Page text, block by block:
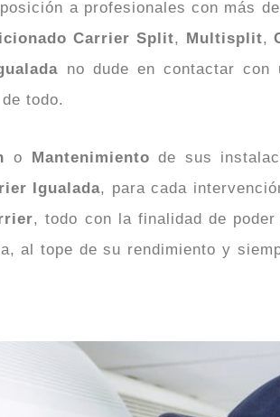
a profesionales con más
Carrier Split, Multisplit,
no dude en contactar con
todo.
o Mantenimiento de sus
Igualada, para cada
, todo con la finalidad de
al tope de su rendimiento y